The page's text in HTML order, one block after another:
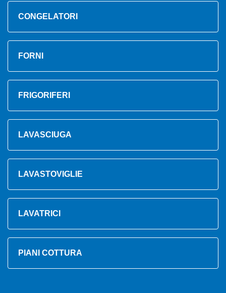
CONGELATORI
FORNI
FRIGORIFERI
LAVASCIUGA
LAVASTOVIGLIE
LAVATRICI
PIANI COTTURA